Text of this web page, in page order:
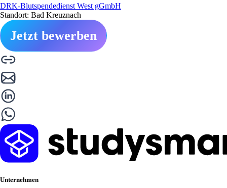
DRK-Blutspendedienst West gGmbH
Standort: Bad Kreuznach
Jetzt bewerben
Unternehmen